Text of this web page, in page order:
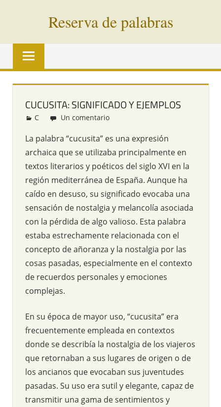
Reserva de palabras
Palabras
vías
todo
mundo
CUCUSITA: SIGNIFICADO Y EJEMPLOS
Redacción
C Un comentario
La palabra “cucusita” es una expresión
archaica que se utilizaba principalmente en
textos literarios y poéticos del siglo XVI en la
región mediterránea de España. Aunque ha
caído en desuso, su significado evocaba una
sensación de nostalgia y melancolía asociada
con la pérdida de algo valioso. Esta palabra
estaba estrechamente relacionada con el
concepto de añoranza y la nostalgia por las
cosas pasadas, especialmente en el contexto
de recuerdos personales y emociones
complejas.
En su época de mayor uso, “cucusita” era
frecuentemente empleada en contextos
donde se describía la nostalgia de los viajeros
que retornaban a sus lugares de origen o de
los ancianos que evocaban sus juventudes
pasadas. Su uso era sutil y elegante, capaz de
transmitir una gama de sentimientos y